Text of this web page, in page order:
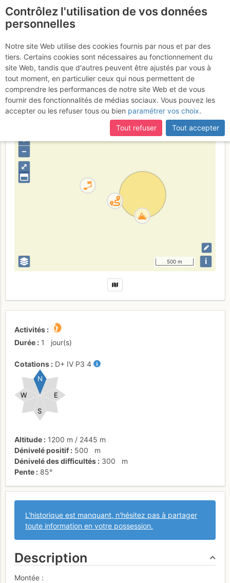
Freissinières - Tête
de Gramusat : Torrent de
Gramusat
Hautes-Alpes
⤢
+
–
500 m i
Activités
Durée
1 jour(s)
Cotations D+ IV P3 4
E
W
S
N
Altitude 1200 m / 2445 m
Dénivelé positif
500
m
Dénivelé des difficultés
300
m
Pente
85°
L'historique est manquant, n'hésitez pas à partager
toute information en votre possession.
Description
Montée :
Contrôlez l'utilisation de vos données
personnelles
Notre site Web utilise des cookies fournis par nous et par des
tiers. Certains cookies sont nécessaires au fonctionnement du
site Web, tandis que d'autres peuvent être ajustés par vous à
tout moment, en particulier ceux qui nous permettent de
comprendre les performances de notre site Web et de vous
fournir des fonctionnalités de médias sociaux. Vous pouvez les
accepter ou les refuser tous ou bien paramétrer vos choix.
Tout refuser
Tout accepter